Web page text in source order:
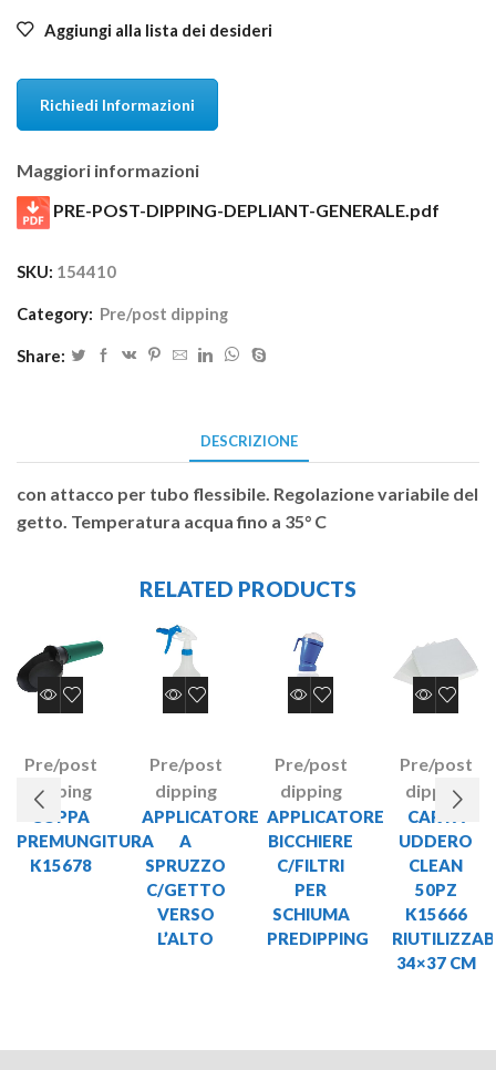
Aggiungi alla lista dei desideri
Richiedi Informazioni
Maggiori informazioni
PRE-POST-DIPPING-DEPLIANT-GENERALE.pdf
SKU: 154410
Category: Pre/post dipping
Share:
DESCRIZIONE
con attacco per tubo flessibile. Regolazione variabile del
getto. Temperatura acqua fino a 35° C
RELATED PRODUCTS
Pre/post
dipping
COPPA
PREMUNGITURA
K15678
Pre/post
dipping
APPLICATORE
A
SPRUZZO
C/GETTO
VERSO
L’ALTO
Pre/post
dipping
APPLICATORE
BICCHIERE
C/FILTRI
PER
SCHIUMA
PREDIPPING
Pre/post
dipping
CARTA
UDDERO
CLEAN
50PZ
K15666
34×37 CM